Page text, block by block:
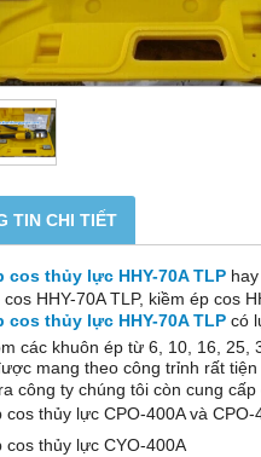
TIN CHI TIẾT
cos thủy lực HHY-70A TLP
HHY-70A TLP, kiềm ép cos
cos thủy lực HHY-70A TLP có
các khuôn ép từ 6, 10, 16, 25,
mang theo công trỉnh rất
công ty chúng tôi còn cung
cos thủy lực CPO-400A và CPO-
cos thủy lực CYO-400A